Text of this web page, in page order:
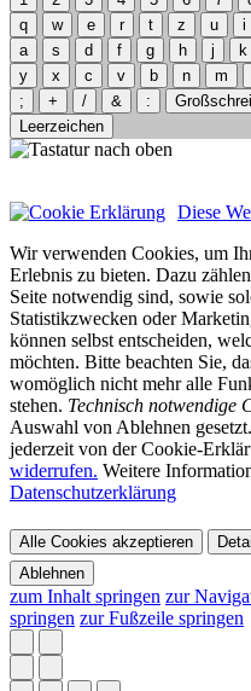
q
w e r t z u i
a
s d f g h j k
y
x c v b n m
;
+ / & :
Leerzeichen
Diese
Wir verwenden Cookies, um
Erlebnis zu bieten. Dazu
Seite notwendig sind, sowie
Statistikzwecken oder
können selbst entscheiden,
möchten. Bitte beachten Sie,
womöglich nicht mehr alle
stehen. Technisch notwendige
Auswahl von Ablehnen
jederzeit von der Cookie-
widerrufen. Weitere
Datenschutzerklärung
Alle Cookies akzeptieren
Ablehnen
zum Inhalt springen zur
springen zur Fußzeile springen